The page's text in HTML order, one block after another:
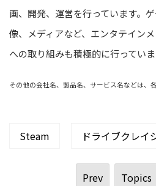
画、開発、運営を行っています。
像、メディアなど、エンタテイン
への取り組みも積極的に行っていま
その他の会社名、製品名、サービス名などは、
Steam ドライブクレイ
Prev Topics